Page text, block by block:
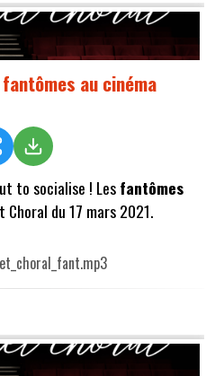
au cinéma
to socialise ! Lesfantômes
du 17 mars 2021.